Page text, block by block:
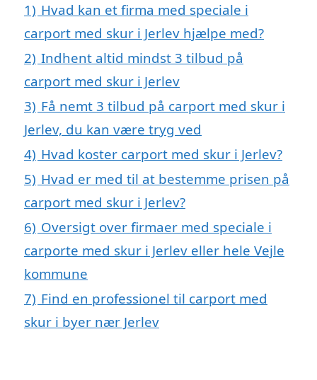
1) Hvad kan et firma med speciale i
carport med skur i Jerlev hjælpe med?
2) Indhent altid mindst 3 tilbud på
carport med skur i Jerlev
3) Få nemt 3 tilbud på carport med skur i
Jerlev, du kan være tryg ved
4) Hvad koster carport med skur i Jerlev?
5) Hvad er med til at bestemme prisen på
carport med skur i Jerlev?
6) Oversigt over firmaer med speciale i
carporte med skur i Jerlev eller hele Vejle
kommune
7) Find en professionel til carport med
skur i byer nær Jerlev